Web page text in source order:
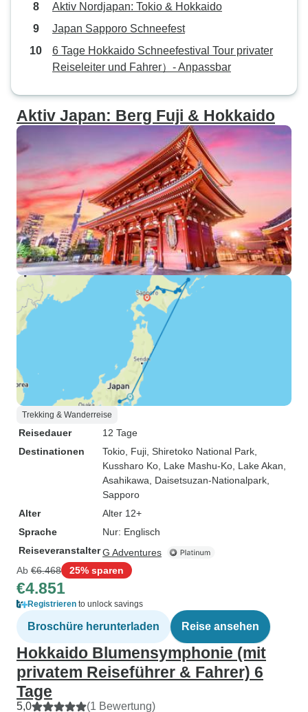
Aktiv Nordjapan: Tokio & Hokkaido
Japan Sapporo Schneefest
6 Tage Hokkaido Schneefestival Tour privater
Reiseleiter und Fahrer）- Anpassbar
Aktiv Japan: Berg Fuji & Hokkaido
Trekking & Wanderreise
Reisedauer
12 Tage
Destinationen
Tokio , Fuji , Shiretoko National Park
Kussharo Ko , Lake Mashu-Ko , Lake Akan
Asahikawa , Daisetsuzan-Nationalpark
Sapporo
Alter
Alter 12+
Sprache
Nur: Englisch
ReiseveranstalterG Adventures
Ab €6.468 25% sparen
€4.851
Registrieren to unlock savings
Broschüre herunterladen Reise ansehen
Hokkaido Blumensymphonie (mit
privatem Reiseführer & Fahrer) 6
Tage
5,0 (1 Bewertung)